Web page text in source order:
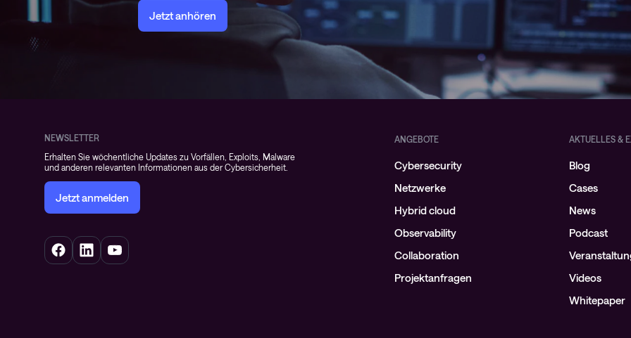
Jetzt anhören
NEWSLETTER
Erhalten Sie wöchentliche Updates zu Vorfällen, Exploits, Malware
und anderen relevanten Informationen aus der Cybersicherheit.
Jetzt anmelden
ANGEBOTE
Cybersecurity
Netzwerke
Hybrid cloud
Observability
Collaboration
Projektanfragen
AKTUELLES &
Blog
Cases
News
Podcast
Videos
Whitepaper